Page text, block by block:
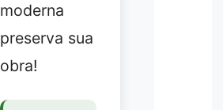
moderna
preserva sua
obra!